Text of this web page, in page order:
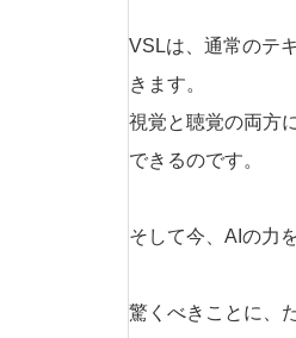
VSLは、通常のテ
きます。
視覚と聴覚の両方
できるのです。
そして今、AIの力
驚くべきことに、